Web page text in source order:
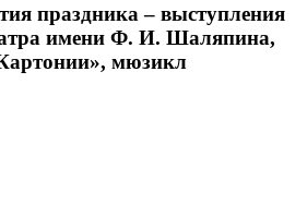
праздника – выступления
имени Ф. И. Шаляпина,
мюзикл